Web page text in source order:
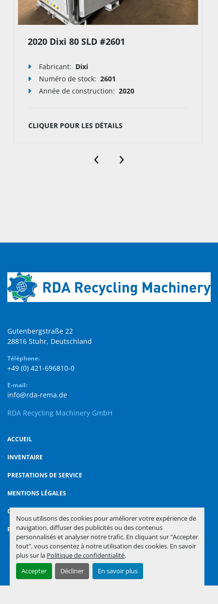
Nous utilisons des cookies pour améliorer votre expérience de
navigation, diffuser des publicités ou des contenus
personnalisés et analyser notre trafic. En cliquant sur "Accepter
tout", vous consentez à notre utilisation des cookies. En savoir
plus sur la Politique de confidentialité.
Accepter
Décliner En savoir plus
2020 Dixi 80 SLD #2601
Fabricant: Dixi
Numéro de stock: 2601
Année de construction: 2020
CLIQUER POUR LES DÉTAILS
‹ ›
Gutenbergstraße 22
28816 Stuhr, Deutschland
Téléphone:
+49 (0) 421-696810-0
E-mail:
info@rda-rema.de
RDA Recycling Machinery GmbH
ACCUEIL
INVENTAIRE
PRESTATIONS DE SERVICE
MENTIONS LÉGALES
CONTACT
POLITIQUE DE CONFIDENTIALITÉ
Gérez les cookies